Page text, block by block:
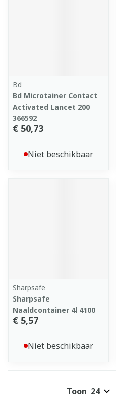
Bd
Bd Microtainer Contact
Activated Lancet 200
366592
€ 50,73
Niet beschikbaar
Sharpsafe
Sharpsafe
Naaldcontainer 4l 4100
€ 5,57
Niet beschikbaar
Toon